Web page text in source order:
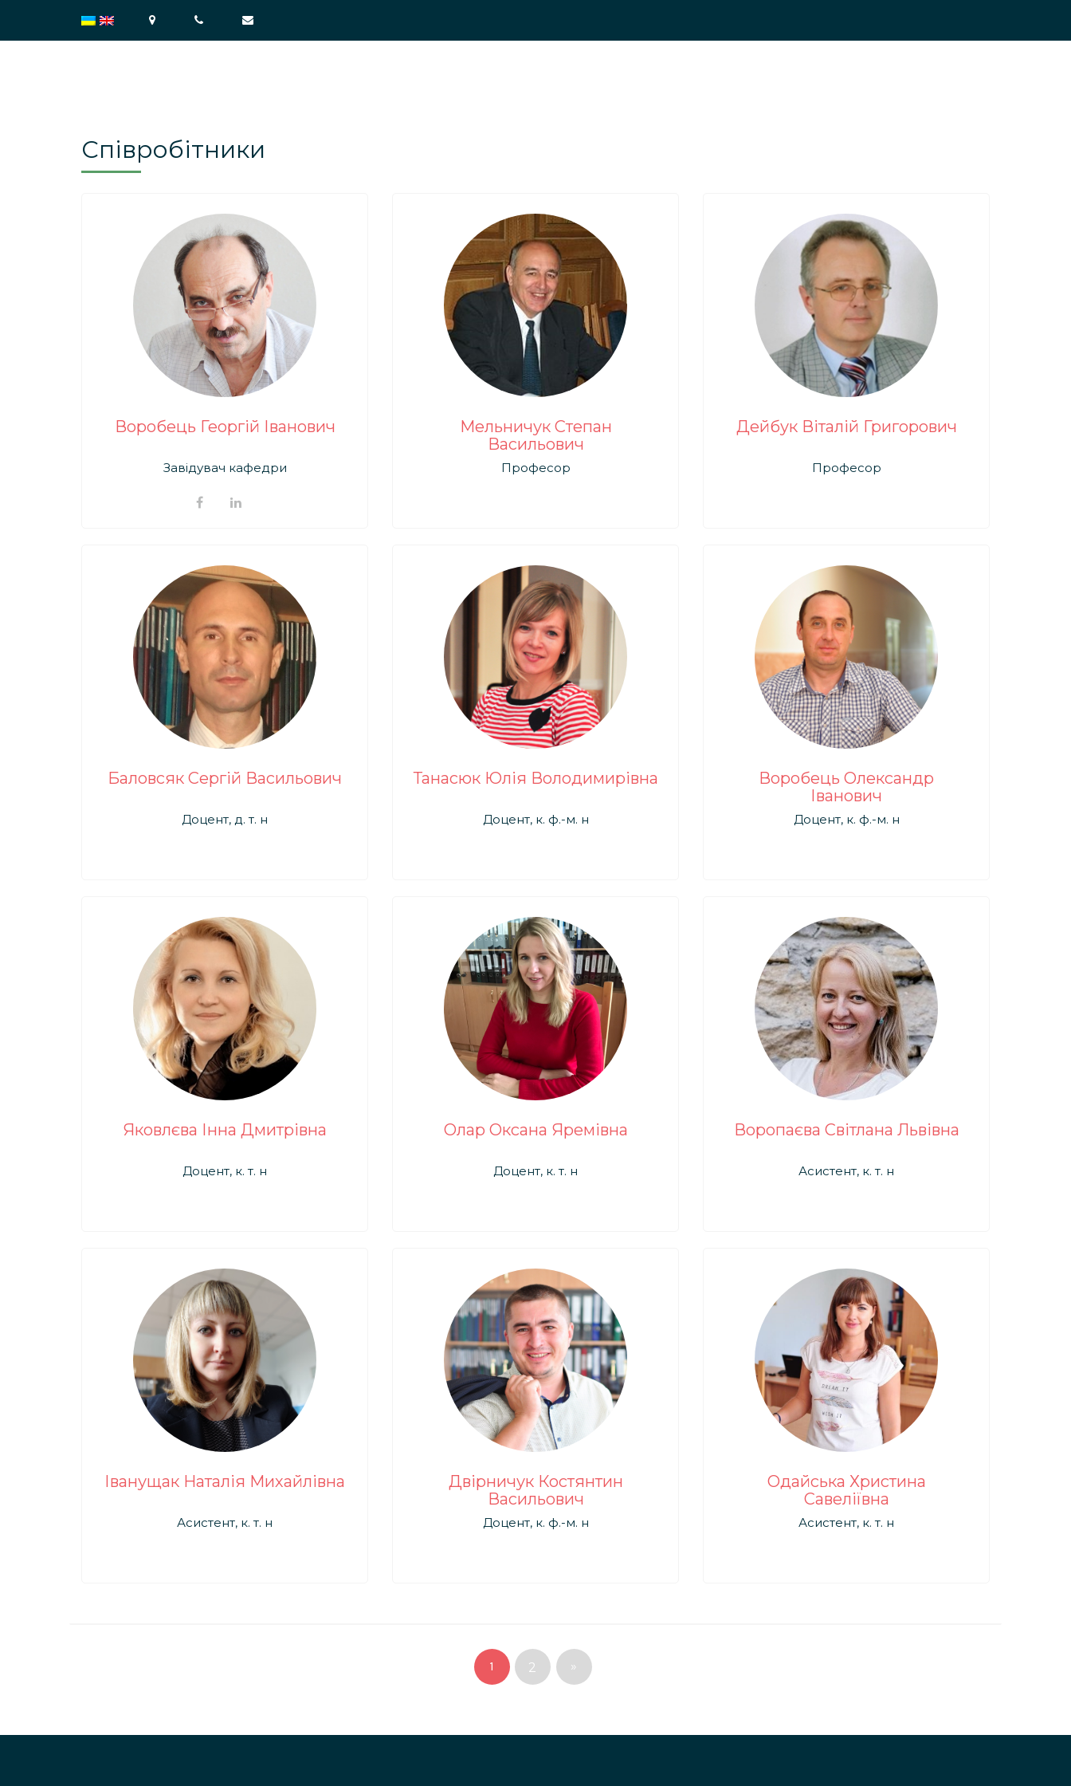
Співробітники
Воробець Георгій Іванович
Завідувач кафедри
Мельничук Степан
Васильович
Професор
Дейбук Віталій Григорович
Професор
Баловсяк Сергій Васильович
Доцент, д. т. н
Танасюк Юлія Володимирівна
Доцент, к. ф.-м. н
Воробець Олександр
Іванович
Доцент, к. ф.-м. н
Яковлєва Інна Дмитрівна
Доцент, к. т. н
Олар Оксана Яремівна
Доцент, к. т. н
Воропаєва Світлана Львівна
Асистент, к. т. н
Іванущак Наталія Михайлівна
Асистент, к. т. н
Двірничук Костянтин
Васильович
Доцент, к. ф.-м. н
Одайська Христина
Савеліївна
Асистент, к. т. н
1 2 »